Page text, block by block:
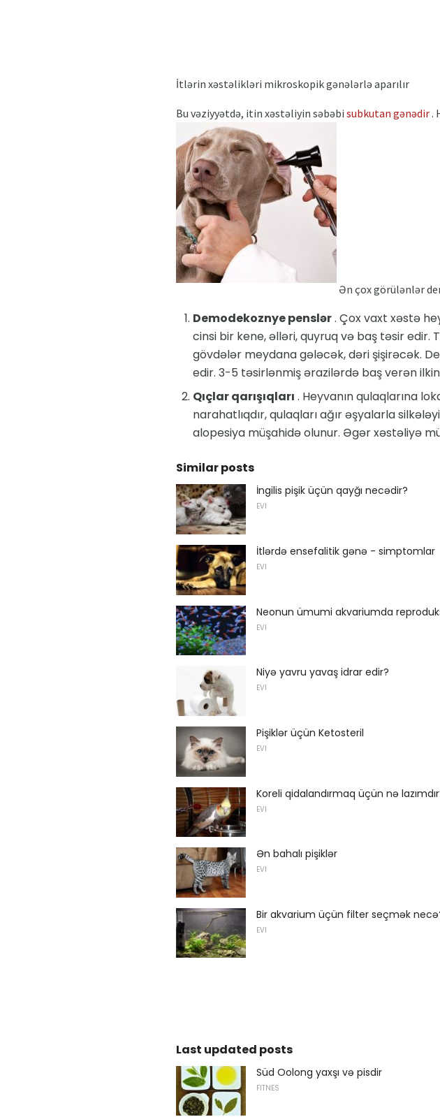
İtlərin xəstəlikləri mikroskopik gənələrlə aparılır
Bu vəziyyətdə, itin xəstəliyin səbəbi subkutan gənədir.
Ən çox görülənlər
Demodekoznye penslər. Çox vaxt xəstə
cinsi bir kene, əlləri, quyruq və baş təsir edir.
gövdələr meydana gələcək, dəri şişirəcək.
edir. 3-5 təsirlənmiş ərazilərdə baş verən
Qıçlar qarışıqları . Heyvanın qulaqlarına
narahatlıqdır, qulaqları ağır əşyalarla
alopesiya müşahidə olunur. Əgər xəstəliyə
Similar posts
İngilis pişik üçün qayğı necədir?
EVI
İtlərdə ensefalitik gənə - simptomlar
EVI
Neonun ümumi akvariumda
EVI
Niyə yavru yavaş idrar edir?
EVI
Pişiklər üçün Ketosteril
EVI
Koreli qidalandırmaq üçün nə
EVI
Ən bahalı pişiklər
EVI
Bir akvarium üçün filter seçmək
EVI
Last updated posts
Süd Oolong yaxşı və pisdir
FITNES